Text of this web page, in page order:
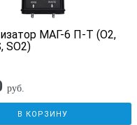
МАГ-6 П-Т (O2,
SO2)
руб.
В КОРЗИНУ